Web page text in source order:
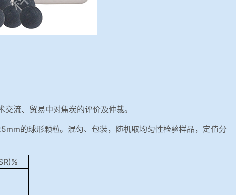
流、贸易中对焦炭的评价及仲裁。
的球形颗粒。混匀、包装，随机取均匀性检验样品，定值分